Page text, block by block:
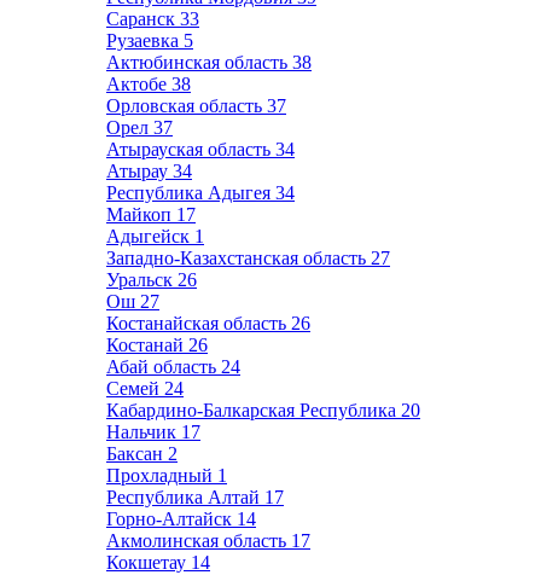
Саранск 33
Рузаевка 5
Актюбинская область 38
Актобе 38
Орловская область 37
Орел 37
Атырауская область 34
Атырау 34
Республика Адыгея 34
Майкоп 17
Адыгейск 1
Западно-Казахстанская область 27
Уральск 26
Ош 27
Костанайская область 26
Костанай 26
Абай область 24
Семей 24
Кабардино-Балкарская Республика 20
Нальчик 17
Баксан 2
Прохладный 1
Республика Алтай 17
Горно-Алтайск 14
Акмолинская область 17
Кокшетау 14